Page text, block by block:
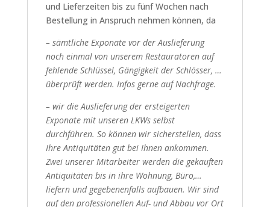
und Lieferzeiten bis zu fünf Wochen nach
Bestellung in Anspruch nehmen können, da
– sämtliche Exponate vor der Auslieferung
noch einmal von unserem Restauratoren auf
fehlende Schlüssel, Gängigkeit der Schlösser, …
überprüft werden. Infos gerne auf Nachfrage.
– wir die Auslieferung der ersteigerten
Exponate mit unseren LKWs selbst
durchführen. So können wir sicherstellen, dass
Ihre Antiquitäten gut bei Ihnen ankommen.
Zwei unserer Mitarbeiter werden die gekauften
Antiquitäten bis in ihre Wohnung, Büro,…
liefern und gegebenenfalls aufbauen. Wir sind
auf den professionellen Auf- und Abbau vor Ort